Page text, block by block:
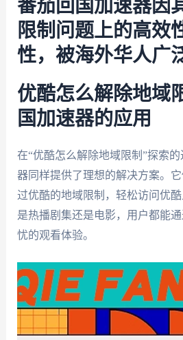
番茄回国加速器因
限制问题上的高效
性，被海外华人广
优酷怎么解除地域
国加速器的应用
在“优酷怎么解除地域限制”探索
器同样提供了理想的解决方案。
过优酷的地域限制，轻松访问优
是热播剧集还是电影，用户都能
忧的观看体验。